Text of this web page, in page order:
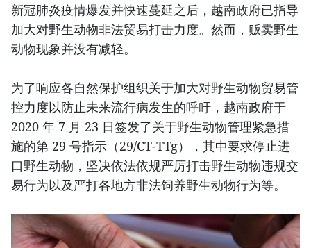
新冠肺炎疫情爆发并快速蔓延之后，越南政府已指导
加大对野生动物非法贸易打击力度。然而，贩卖野生
动物现象并没有减轻。
为了响应各自然保护组织关于加大对野生动物贸易管
控力度以防止未来流行病发生的呼吁，越南政府于
2020 年 7 月 23 日签发了关于野生动物管理紧急措
施的第 29 号指示（29/CT-TTg），其中要求停止进
口野生动物，坚决依法依规严厉打击野生动物违规交
易行为以及严打各地方非法饲养野生动物行为等。